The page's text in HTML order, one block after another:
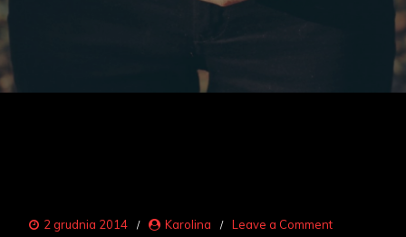
2 grudnia 2014 Karolina Leave a Commenton